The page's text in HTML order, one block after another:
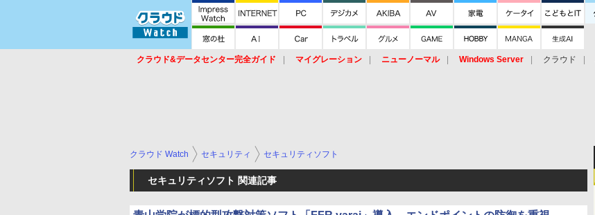
クラウド&データセンター完全ガイド マイグレーション ニューノーマル Windows Server クラウド
クラウド Watch セキュリティ セキュリティソフト
セキュリティソフト 関連記事